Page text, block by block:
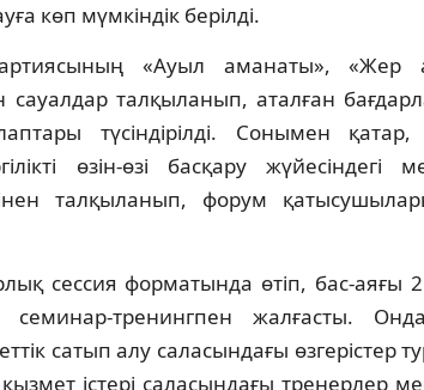
көп мүмкіндік берілді.
«Ауыл аманаты», «Жер
талқыланып, аталған
түсіндірілді. Сонымен
өзін-өзі басқару жүйесіндегі
талқыланып, форум
сессия форматында өтіп, бас-аяғы
тренингпен жалғасты.
сатып алу саласындағы өзгерістер
істері саласындағы тренерлер